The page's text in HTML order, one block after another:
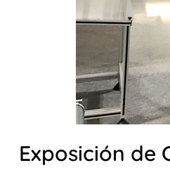
Exposición de